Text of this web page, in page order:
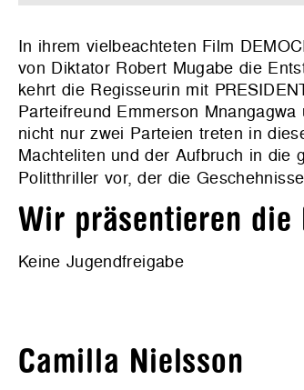
In ihrem vielbeachteten Film
von Diktator Robert Mugabe die
kehrt die Regisseurin mit
Parteifreund Emmerson
nicht nur zwei Parteien treten in
Machteliten und der Aufbruch in die
Politthriller vor, der die
Wir präsentieren die
Keine Jugendfreigabe
Camilla Nielsson